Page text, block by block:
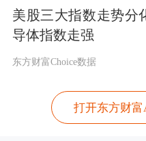
等培育力度，创
施“人工智能+”
方案提出，推动
美股三大指数走势分
导体指数走强
东方财富Choice数据
打开东方财富